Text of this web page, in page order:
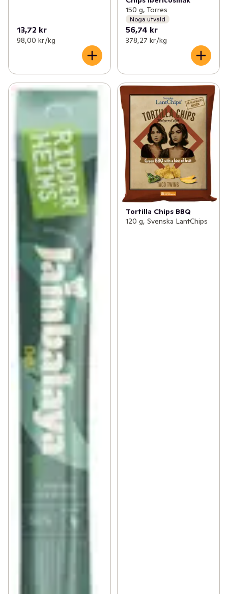
13,72 kr
98,00 kr /kg
150 g, Torres
Noga utvald
56,74 kr
378,27 kr /kg
Tortilla Chips BBQ
120 g, Svenska LantChips